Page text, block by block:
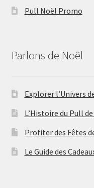
Pull Noël Promo
Parlons de Noël
Explorer l’Univers
L’Histoire du Pull
Profiter des Fêtes
Le Guide des